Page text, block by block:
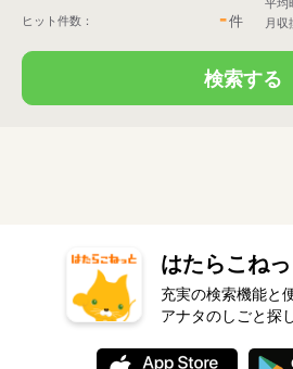
ヒット件数： -件
平均
月収
検索する
はたらこね
充実の検索機能と
アナタのしごと探